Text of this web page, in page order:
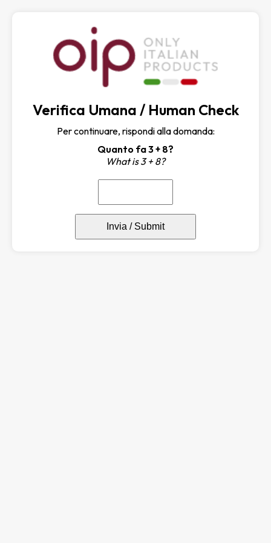
Verifica Umana / Human Check
Per continuare, rispondi alla domanda:
Quanto fa 3 + 8?
What is 3 + 8?
Invia / Submit